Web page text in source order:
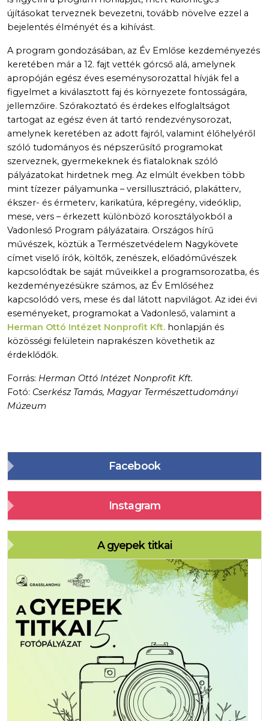
újításokat terveznek bevezetni, tovább növelve ezzel a
bejelentés élményét és a kihívást.
A program gondozásában, az Év Emlőse kezdeményezés
keretében már a 12. fajt vették górcső alá, amelynek
apropóján egész éves eseménysorozattal hívják fel a
figyelmet a kiválasztott faj és környezete fontosságára,
jellemzőire. Szórakoztató és érdekes elfoglaltságot
tartogat az egész éven át tartó rendezvénysorozat,
amelynek keretében az adott fajról, valamint élőhelyéről
szóló tudományos és népszerűsítő programokat
szerveznek, gyermekeknek és fiataloknak szóló
pályázatokat hirdetnek meg. Az elmúlt években több
mint tízezer pályamunka – versillusztráció, plakátterv,
ékszer- és érmeterv, karikatúra, képregény, videóklip,
mese, vers – érkezett különböző korosztályokból a
Vadonleső Program pályázataira. Országos hírű
művészek, köztük a Természetvédelem Nagykövete
címet viselő írók, költők, zenészek, előadóművészek
kapcsolódtak be saját műveikkel a programsorozatba, és
kezdeményezésükre számos, az Év Emlőséhez
kapcsolódó vers, mese és dal látott napvilágot. Az idei évi
eseményeket, programokat a Vadonleső, valamint a
Herman Ottó Intézet Nonprofit Kft. honlapján és
közösségi felületein naprakészen követhetik az
érdeklődők.
Forrás: Herman Ottó Intézet Nonprofit Kft.
Fotó: Cserkész Tamás, Magyar Természettudományi
Múzeum
Facebook
Instagram
A gyepek titkai